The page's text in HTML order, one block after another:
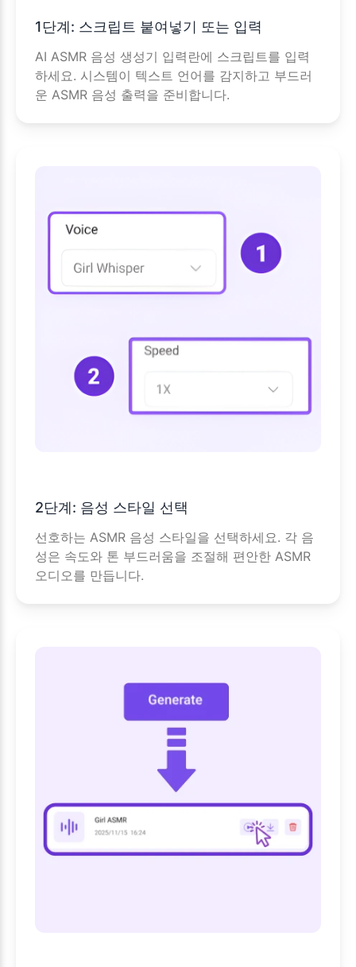
1단계: 스크립트 붙여넣기 또는 입력
AI ASMR 음성 생성기 입력란에 스크립트를 입력
하세요. 시스템이 텍스트 언어를 감지하고 부드러
운 ASMR 음성 출력을 준비합니다.
2단계: 음성 스타일 선택
선호하는 ASMR 음성 스타일을 선택하세요. 각 음
성은 속도와 톤 부드러움을 조절해 편안한 ASMR
오디오를 만듭니다.